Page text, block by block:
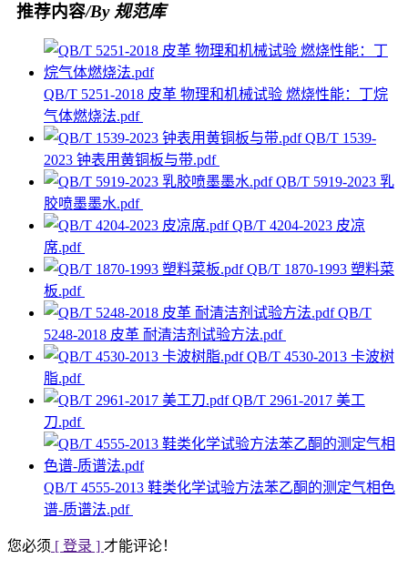
推荐内容/By 规范库
QB/T 5251-2018 皮革 物理和机械试验 燃烧性能：丁烷
气体燃烧法.pdf
QB/T 1539-
2023 钟表用黄铜板与带.pdf
QB/T 5919-2023 乳
胶喷墨墨水.pdf
QB/T 4204-2023 皮凉
席.pdf
QB/T 1870-1993 塑料菜
板.pdf
QB/T
5248-2018 皮革 耐清洁剂试验方法.pdf
QB/T 4530-2013 卡波树
脂.pdf
QB/T 2961-2017 美工
刀.pdf
QB/T 4555-2013 鞋类化学试验方法苯乙酮的测定气相色
谱-质谱法.pdf
您必须 [ 登录 ] 才能评论！